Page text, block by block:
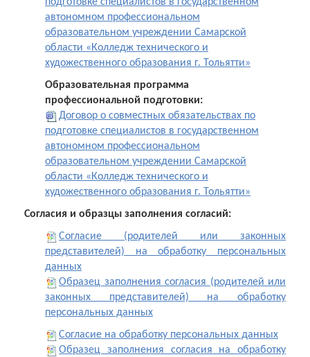
подготовке специалистов в государственном
автономном профессиональном
образовательном учреждении Самарской
области «Колледж технического и
художественного образования г. Тольятти»
Образовательная программа
профессиональной подготовки:
Договор о совместных обязательствах по
подготовке специалистов в государственном
автономном профессиональном
образовательном учреждении Самарской
области «Колледж технического и
художественного образования г. Тольятти»
Согласия и образцы заполнения согласий:
Согласие (родителей или законных
представителей) на обработку персональных
данных
Образец заполнения согласия (родителей или
законных представителей) на обработку
персональных данных
Согласие на обработку персональных данных
Образец заполнения согласия на обработку